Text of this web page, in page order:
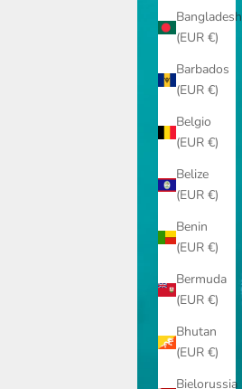
Bangladesh
(EUR €)
Barbados
(EUR €)
Belgio
(EUR €)
Belize
(EUR €)
Benin
(EUR €)
Bermuda
(EUR €)
Bhutan
(EUR €)
Bielorussia